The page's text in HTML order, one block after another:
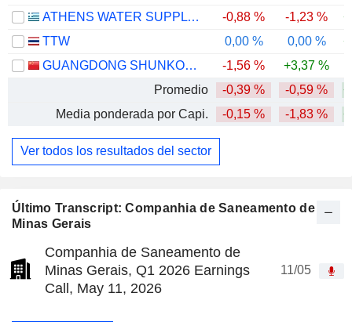
Último Transcript: Companhia de Saneamento de
Minas Gerais
Companhia de Saneamento de
Minas Gerais, Q1 2026 Earnings
Call, May 11, 2026
11/05
ATHENS WATER SUPPLY AND SEWERAGE COMPANY S.A.
-0,88 % -1,23 %
TTW
0,00 % 0,00 %
GUANGDONG SHUNKONG DEVELOPMENT CO.,LTD.
-1,56 % +3,37 %
Promedio
-0,39 % -0,59 %
Media ponderada por Capi.
-0,15 % -1,83 %
Ver todos los resultados del sector